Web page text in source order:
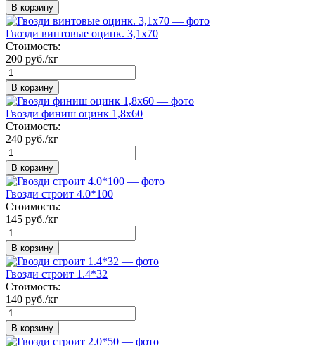
В корзину
Гвозди винтовые оцинк. 3,1х70
Стоимость:
200 руб./кг
В корзину
Гвозди финиш оцинк 1,8х60
Стоимость:
240 руб./кг
В корзину
Гвозди строит 4.0*100
Стоимость:
145 руб./кг
В корзину
Гвозди строит 1.4*32
Стоимость:
140 руб./кг
В корзину